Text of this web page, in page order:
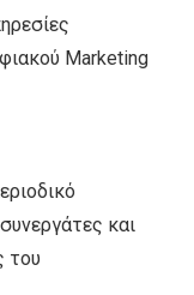
Marketing
και
του